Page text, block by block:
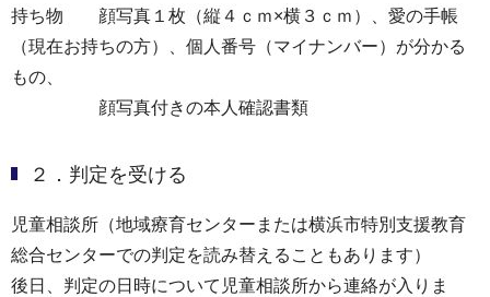
持ち物 顔写真１枚（縦４ｃｍ×横３ｃｍ）、愛の手帳
（現在お持ちの方）、個人番号（マイナンバー）が分かる
もの、
顔写真付きの本人確認書類
２．判定を受ける
児童相談所（地域療育センターまたは横浜市特別支援教育
総合センターでの判定を読み替えることもあります）
後日、判定の日時について児童相談所から連絡が入りま